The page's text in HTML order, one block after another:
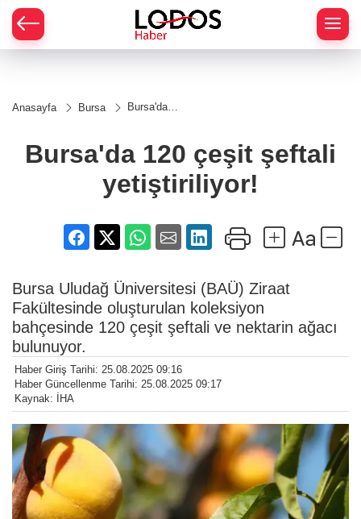
Anasayfa Bursa
Bursa'da
yetiştiriliyor!
Bursa'da 120 çeşit şeftali
yetiştiriliyor!
Bursa Uludağ Üniversitesi (BAÜ) Ziraat
Fakültesinde oluşturulan koleksiyon
bahçesinde 120 çeşit şeftali ve nektarin ağacı
bulunuyor.
Haber Giriş Tarihi: 25.08.2025 09:16
Haber Güncellenme Tarihi: 25.08.2025 09:17
Kaynak: İHA